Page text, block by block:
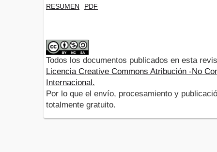
RESUMEN PDF
Todos los documentos publicados en esta
Licencia Creative Commons Atribución -No
Internacional.
Por lo que el envío, procesamiento y
totalmente gratuito.